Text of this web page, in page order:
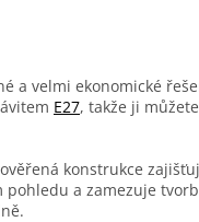
a velmi ekonomické
E27, takže ji
konstrukce
a zamezuje